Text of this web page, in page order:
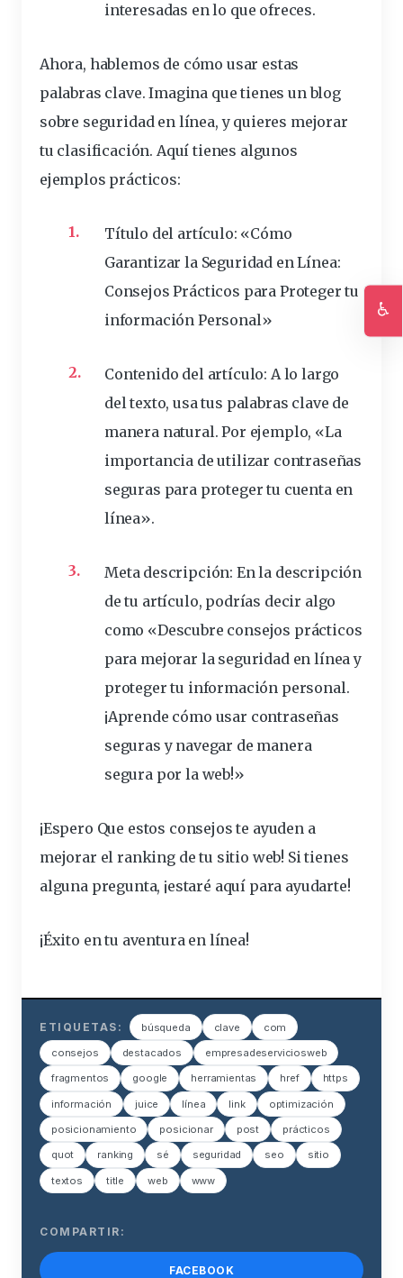
interesadas en lo que ofreces.
Ahora, hablemos de cómo usar estas
palabras clave. Imagina que tienes un blog
sobre seguridaden línea, y quieres mejorar
tu clasificación. Aquí tienes algunos
ejemplos prácticos:
Título del artículo: «Cómo
Garantizar la Seguridad en Línea:
Consejos Prácticos para Proteger tu
información Personal»
Contenido del artículo: A lo largo
del texto, usa tus palabras clave de
manera natural. Por ejemplo, «La
importancia de utilizar contraseñas
seguras para proteger tu cuenta en
línea».
Meta descripción: En la descripción
de tu artículo, podrías decir algo
como «Descubre consejos prácticos
para mejorar la seguridad en línea y
proteger tu información personal.
¡Aprende cómo usar contraseñas
seguras y navegar de manera
segura por la web!»
¡Espero Que estos consejos te ayuden a
mejorar el ranking de tu sitio web! Si tienes
alguna pregunta, ¡estaré aquí para ayudarte!
¡Éxito en tu aventura en línea!
ETIQUETAS: búsqueda clave com
consejos destacados empresadeserviciosweb
fragmentos google herramientas href https
información juice línea link optimización
posicionamiento posicionar post prácticos
quot ranking sé seguridad seo sitio
textos title web www
COMPARTIR:
FACEBOOK
♿